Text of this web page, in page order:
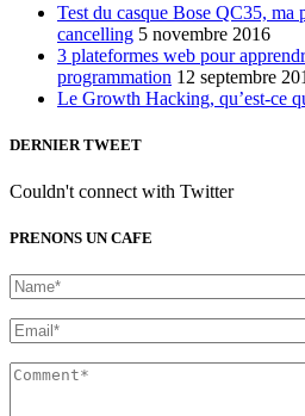
Test du casque Bose QC35, ma
cancelling 5 novembre 2016
3 plateformes web pour
programmation 12 septembre
Le Growth Hacking, qu’est-ce
DERNIER TWEET
Couldn't connect with Twitter
PRENONS UN CAFE